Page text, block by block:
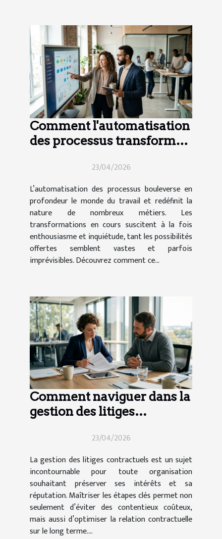
Comment l'automatisation
des processus transforme-
23/04/2026
L’automatisation des processus bouleverse en
profondeur le monde du travail et redéfinit la
nature de nombreux métiers. Les
transformations en cours suscitent à la fois
enthousiasme et inquiétude, tant les possibilités
offertes semblent vastes et parfois
imprévisibles. Découvrez comment ce...
Comment naviguer dans la
gestion des litiges
23/04/2026
La gestion des litiges contractuels est un sujet
incontournable pour toute organisation
souhaitant préserver ses intérêts et sa
réputation. Maîtriser les étapes clés permet non
seulement d’éviter des contentieux coûteux,
mais aussi d’optimiser la relation contractuelle
sur le long terme....